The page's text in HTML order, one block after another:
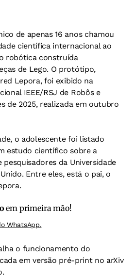
de apenas 16 anos chamou
científica internacional ao
robótica construída
de Lego. O protótipo,
Lepora, foi exibido na
IEEE/RSJ de Robôs e
de 2025, realizada em outubro
o adolescente foi listado
estudo científico sobre a
pesquisadores da Universidade
Entre eles, está o pai, o
em primeira mão!
WhatsApp.
o funcionamento do
em versão pré-print no arXiv